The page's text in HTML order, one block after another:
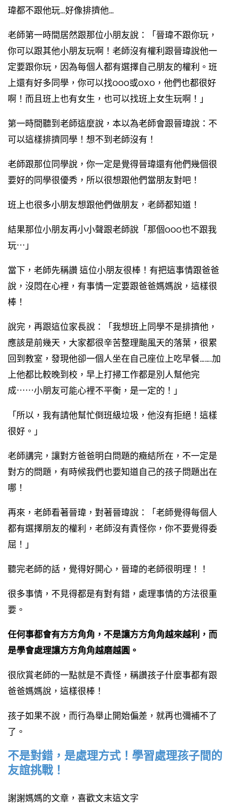
瑋都不跟他玩…好像排擠他…
老師第一時間居然跟那位小朋友說：「晉瑋不跟你玩，
你可以跟其他小朋友玩啊！老師沒有權利跟晉瑋說他一
定要跟你玩，因為每個人都有選擇自己朋友的權利。班
上還有好多同學，你可以找OOO或OXO，他們也都很好
啊！而且班上也有女生，也可以找班上女生玩啊！」
第一時間聽到老師這麼說，本以為老師會跟晉瑋說：不
可以這樣排擠同學！想不到老師沒有！
老師跟那位同學說，你一定是覺得晉瑋還有他們幾個很
要好的同學很優秀，所以很想跟他們當朋友對吧！
班上也很多小朋友想跟他們做朋友，老師都知道！
結果那位小朋友再小小聲跟老師說「那個OOO也不跟我
玩⋯」
當下，老師先稱讚 這位小朋友很棒！有把這事情跟爸爸
說，沒悶在心裡，有事情一定要跟爸爸媽媽說，這樣很
棒！
說完，再跟這位家長說：「我想班上同學不是排擠他，
應該是前幾天，大家都很辛苦整理颱風天的落葉，很累
回到教室，發現他卻一個人坐在自己座位上吃早餐…….加
上他都比較晚到校，早上打掃工作都是別人幫他完
成⋯⋯小朋友可能心裡不平衡，是一定的！」
「所以，我有請他幫忙倒班級垃圾，他沒有拒絕！這樣
很好。」
老師講完，讓對方爸爸明白問題的癥結所在，不一定是
對方的問題，有時候我們也要知道自己的孩子問題出在
哪！
再來，老師看著晉瑋，對著晉瑋說：「老師覺得每個人
都有選擇朋友的權利，老師沒有責怪你，你不要覺得委
屈！」
聽完老師的話，覺得好開心，晉瑋的老師很明理！！
很多事情，不見得都是有對有錯，處理事情的方法很重
要。
任何事都會有方方角角，不是讓方方角角越來越利，而
是學會處理讓方方角角越磨越圓。
很欣賞老師的一點就是不責怪，稱讚孩子什麼事都有跟
爸爸媽媽說，這樣很棒！
孩子如果不說，而行為舉止開始偏差，就再也彌補不了
了。
不是對錯，是處理方式！學習處理孩子間的
友誼挑戰！
謝謝媽媽的文章，喜歡文末這文字